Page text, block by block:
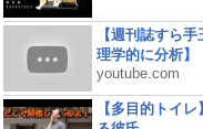
【週刊誌すら
理学的に分析】
youtube.com
【多目的トイ